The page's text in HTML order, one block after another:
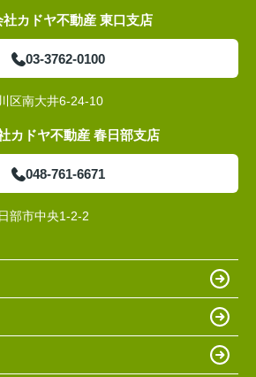
社カドヤ不動産 東口支店
03-3762-0100
区南大井6-24-10
カドヤ不動産 春日部支店
048-761-6671
部市中央1-2-2